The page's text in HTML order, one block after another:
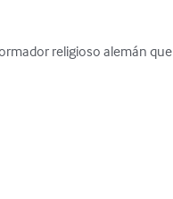
religioso alemán que